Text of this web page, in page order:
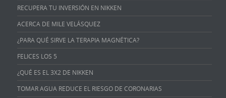
RECUPERA TU INVERSIÓN EN NIKKEN
ACERCA DE MILE VELÁSQUEZ
¿PARA QUÉ SIRVE LA TERAPIA MAGNÉTICA?
FELICES LOS 5
¿QUÉ ES EL 3X2 DE NIKKEN
TOMAR AGUA REDUCE EL RIESGO DE CORONARIAS